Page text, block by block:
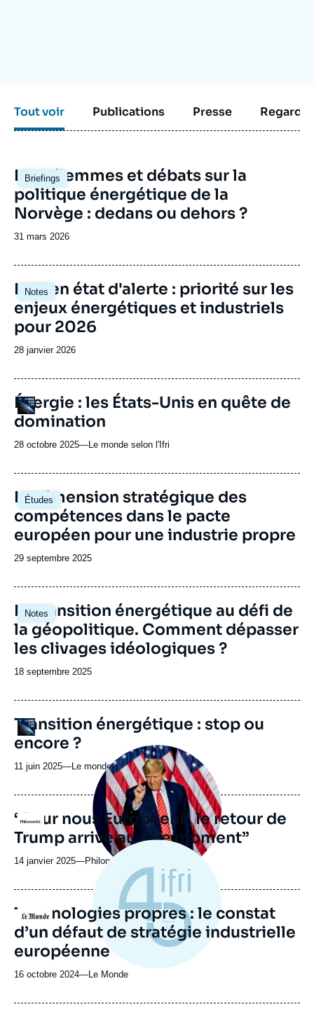
Tout voir Publications Presse
Briefings
Image
principale
Les dilemmes et débats sur la
politique énergétique de la
Norvège : dedans ou dehors ?
Date
publication
31 mars 2026
Notes
Image
principale
L'UE en état d'alerte : priorité sur les
enjeux énergétiques et industriels
pour 2026
Date
publication
28 janvier 2026
Logo
URL
de
Spotify
Énergie : les États-Unis en quête de
domination
28 octobre 2025—Nom
journal,
ou
émission
Le monde selon l'Ifri
Études
Image
principale
La dimension stratégique des
compétences dans le pacte
européen pour une industrie propre
Date
publication
29 septembre 2025
Notes
Image
principale
La transition énergétique au défi de
la géopolitique. Comment dépasser
les clivages idéologiques ?
Date
publication
18 septembre 2025
Logo
URL
de
Spotify
Transition énergétique : stop ou
encore ?
11 juin 2025—Nom
journal,
revue
ou
émission
Le monde selon l'Ifri
Logo
principale
médiatique
“Pour nous Européens, le retour de
Trump arrive au pire moment”
14 janvier 2025—Nom
journal,
ou
émission
Philonomist
Logo
Technologies propres : le constat
d’un défaut de stratégie industrielle
européenne
16 octobre 2024—Nom
journal,
Le Monde